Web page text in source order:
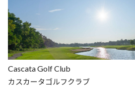
Cascata Golf Club
カスカータゴルフクラブ